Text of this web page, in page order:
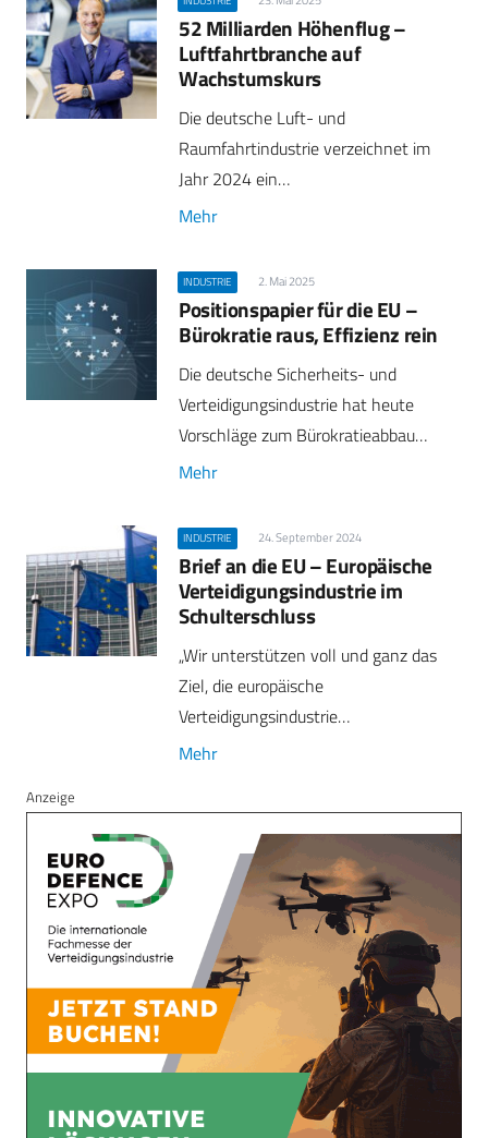
52 Milliarden Höhenflug –
Luftfahrtbranche auf
Wachstumskurs
Die deutsche Luft- und
Raumfahrtindustrie verzeichnet im
Jahr 2024 ein…
Mehr
INDUSTRIE 2. Mai 2025
Positionspapier für die EU –
Bürokratie raus, Effizienz rein
Die deutsche Sicherheits- und
Verteidigungsindustrie hat heute
Vorschläge zum Bürokratieabbau…
Mehr
INDUSTRIE 24. September 2024
Brief an die EU – Europäische
Verteidigungsindustrie im
Schulterschluss
„Wir unterstützen voll und ganz das
Ziel, die europäische
Verteidigungsindustrie…
Mehr
Anzeige